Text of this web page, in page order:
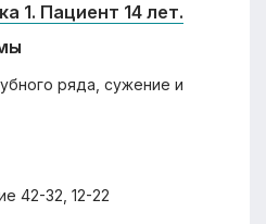
1. Пациент 14 лет.
ряда, сужение и
42-32, 12-22